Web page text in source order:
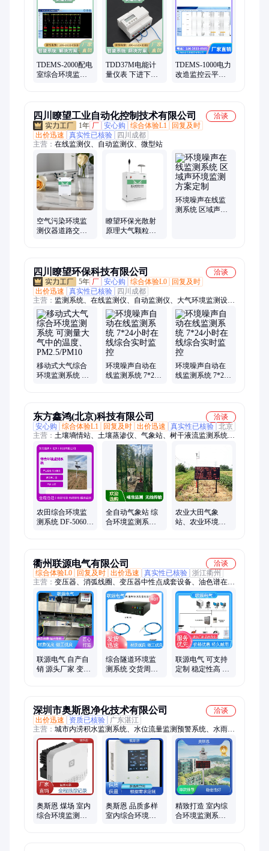
智能管理系统、水电管理系统、能耗监测系统、在线监测系统、
能源管理系统、变配电监控系统、电力仪表、电力数据、测量仪
表、计量仪表、多功能电表、三相液晶屏、电管理仪表、运维云
平台、通讯管理机、回路用数显表
TDEMS-2000配电
室综合环境监测
TDD37M电能计
量仪表 下进下出
TDEMS-1000电力
改造监控云平台
四川瞭望工业自动化控制技术有限公司
洽谈
1年 厂 安心购 综合体验L1
回复及时
出价迅速
真实性已核验
四川成都
主营： 在线监测仪、自动监测仪、微型站
空气污染环境监
测仪器道路交通
瞭望环保光散射
原理大气颗粒物
环境噪声在线监
测系统 区域声环
四川瞭望环保科技有限公司
洽谈
5年 厂 安心购 综合体验L0
回复及时
出价迅速
真实性已核验
四川成都
主营： 监测系统、在线监测仪、自动监测仪、大气环境监测设
备、噪声监测系统、扬尘在线监测系统、气体在线监测仪、环保
空气、有限空间气体检测仪、微型在线气相色谱
移动式大气综合
环境监测系统 可
环境噪声自动在
线监测系统 7*24
环境噪声自动在
线监测系统 7*24
东方鑫鸿(北京)科技有限公司
洽谈
安心购
综合体验L1 回复及时 出价迅速 真实性已核验 北京
主营： 土壤墒情站、土壤蒸渗仪、气象站、树干液流监测系统、
树木生长监测系统、光伏环境监测仪、植物冠层生长环境监测系
统、水土保持监测仪、温室智能控制系统、自动雨量站、流速
仪、微小型蒸渗仪、水肥一体机、水位计
农田综合环境监
测系统 DF-5060
全自动气象站 综
合环境监测系统
农业大田气象
站、农业环境综
衢州联源电气有限公司
洽谈
综合体验L0
回复及时 出价迅速 真实性已核验 浙江衢州
主营： 变压器、消弧线圈、变压器中性点成套设备、油色谱在线
监测、局放在线监测系统、架空线路在线监测、开关柜局放监
测、荧光光纤测温系统、智能辅助监控系统、避雷器在线监测系
统、GIS局放在线监测、GIS微水密度在线监测系统、电缆在线
监测系统、母线残压报护系统、铁芯夹件在线监测、充氮灭火、
SF6气体泄露报警
联源电气 自产自
销 源头厂家 变电
综合隧道环境监
测系统 交货周期
联源电气 可支持
定制 稳定性高 追
深圳市奥斯恩净化技术有限公司
洽谈
出价迅速
资质已核验
广东湛江
主营： 城市内涝积水监测系统、水位流量监测预警系统、水雨情
监测系统、道路积尘负荷监测系统、便携式环境监测仪、水质监
测站、恶臭在线监测系统、气象环境监测站、扬尘在线监测系
统、走航式环境监测系统、无组织排放监测系统、微型空气质量
监测站、负氧离子在线监测系统、氮氧化物在线监测系统、环境
噪声监测系统、颗粒物浓度在线监测、油烟浓度监测、室内环境
监测、走航车载监测、道路积尘走航监测、VOCs在线监测、远
程喊话监测系统、城市洪水内涝汛情预警、大数据软件平台、供
水管网水质
奥斯恩 煤场 室内
综合环境监测系
奥斯恩 品质多样
室内综合环境监
精致打造 室内综
合环境监测系统